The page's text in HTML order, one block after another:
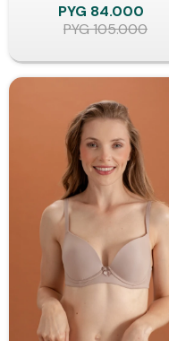
PYG 84.000
PYG105.000